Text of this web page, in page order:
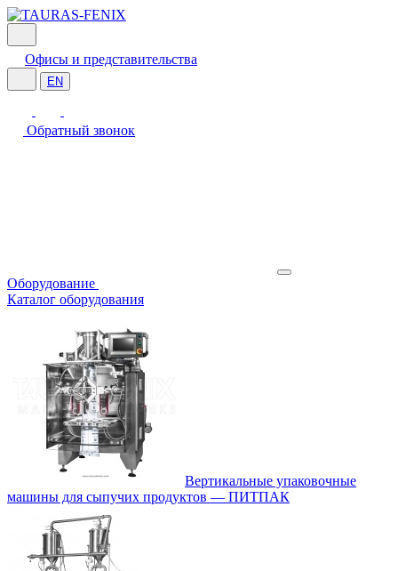
Офисы и представительства
EN
Обратный звонок
Оборудование
Каталог оборудования
Вертикальные упаковочные
машины для сыпучих продуктов — ПИТПАК